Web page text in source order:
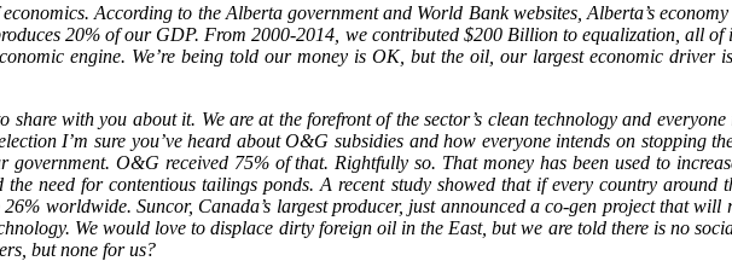
According to the Alberta government and World Bank websites, Alberta’s
20% of our GDP. From 2000-2014, we contributed $200 Billion to equalization, all
engine. We’re being told our money is OK, but the oil, our largest economic driver
with you about it. We are at the forefront of the sector’s clean technology and
I’m sure you’ve heard about O&G subsidies and how everyone intends on stopping
O&G received 75% of that. Rightfully so. That money has been used to
need for contentious tailings ponds. A recent study showed that if every country around
worldwide. Suncor, Canada’s largest producer, just announced a co-gen project that
We would love to displace dirty foreign oil in the East, but we are told there is no
but none for us?